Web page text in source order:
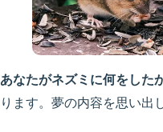
あなたがネズミに何をした
ります。夢の内容を思い出